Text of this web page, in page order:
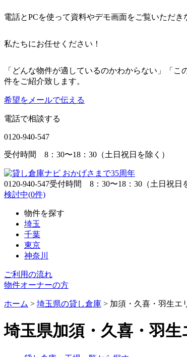
電話とPCを使って資料やデモ画面をご覧いただ
私たちにお任せください！
「どんな物件が適しているのかわからない」「
件をご紹介致します。
希望をメールで伝える
電話で相談する
0120-940-547
受付時間 8：30〜18：30（土日祝日を除く）
0120-940-547受付時間 8：30〜18：30（土日祝日
検討中(0件)
物件を探す
埼玉
千葉
東京
神奈川
ご利用の流れ
物件オーナーの方
ホーム > 埼玉県の貸し倉庫 > 加須・久喜・羽生エ
埼玉県加須・久喜・羽